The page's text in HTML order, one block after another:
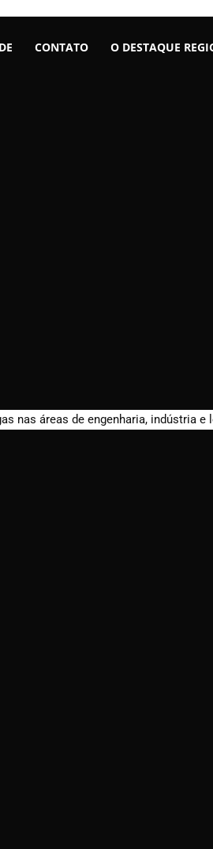
CONTATO O DESTAQUE
nas áreas de engenharia, indústria e